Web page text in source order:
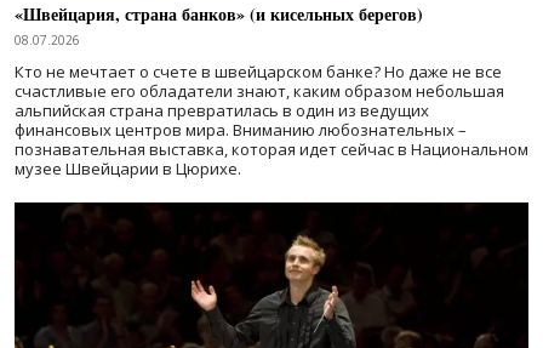
«Швейцария, страна банков» (и кисельных берегов)
08.07.2026
Кто не мечтает о счете в швейцарском банке? Но даже не все
счастливые его обладатели знают, каким образом небольшая
альпийская страна превратилась в один из ведущих
финансовых центров мира. Вниманию любознательных –
познавательная выставка, которая идет сейчас в Национальном
музее Швейцарии в Цюрихе.